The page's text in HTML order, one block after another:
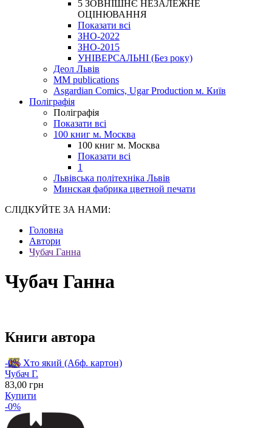
5 ЗОВНІШНЄ НЕЗАЛЕЖНЕ
ОЦІНЮВАННЯ
Показати всі
ЗНО-2022
ЗНО-2015
УНІВЕРСАЛЬНІ (Без року)
Деол Львів
MM publications
Asgardian Comics, Ugar Production м. Київ
Поліграфія
Поліграфія
Показати всі
100 книг м. Москва
100 книг м. Москва
Показати всі
1
Львівська політехніка Львів
Минская фабрика цветной печати
СЛІДКУЙТЕ ЗА НАМИ:
Головна
Автори
Чубач Ганна
Чубач Ганна
Книги автора
-0% Хто який (А6ф. картон)
Чубач Г.
83,00 грн
Купити
-0%